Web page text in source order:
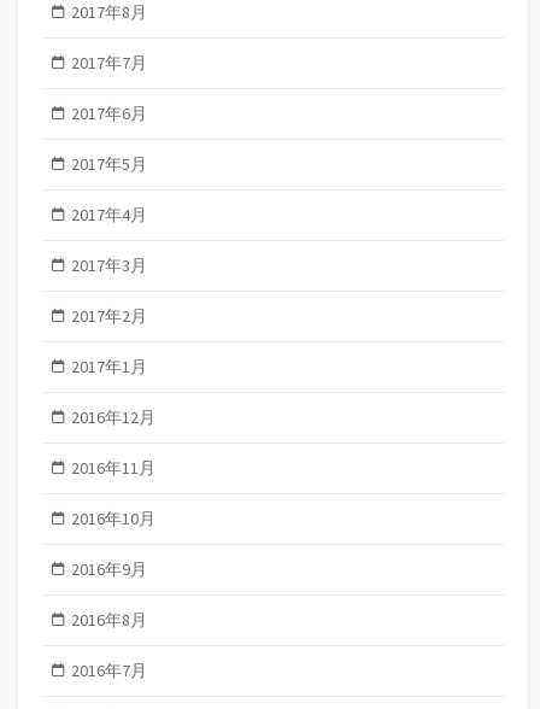
2017年8月
2017年7月
2017年6月
2017年5月
2017年4月
2017年3月
2017年2月
2017年1月
2016年12月
2016年11月
2016年10月
2016年9月
2016年8月
2016年7月